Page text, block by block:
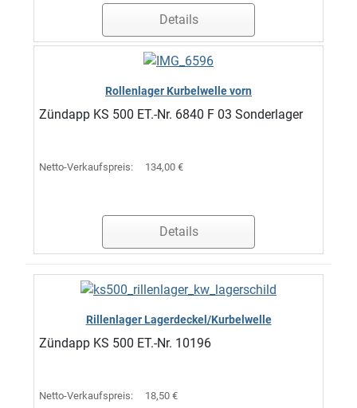
Details
Rollenlager Kurbelwelle vorn
Zündapp KS 500 ET.-Nr. 6840 F 03 Sonderlager
Netto-Verkaufspreis: 134,00 €
Details
Rillenlager Lagerdeckel/Kurbelwelle
Zündapp KS 500 ET.-Nr. 10196
Netto-Verkaufspreis: 18,50 €